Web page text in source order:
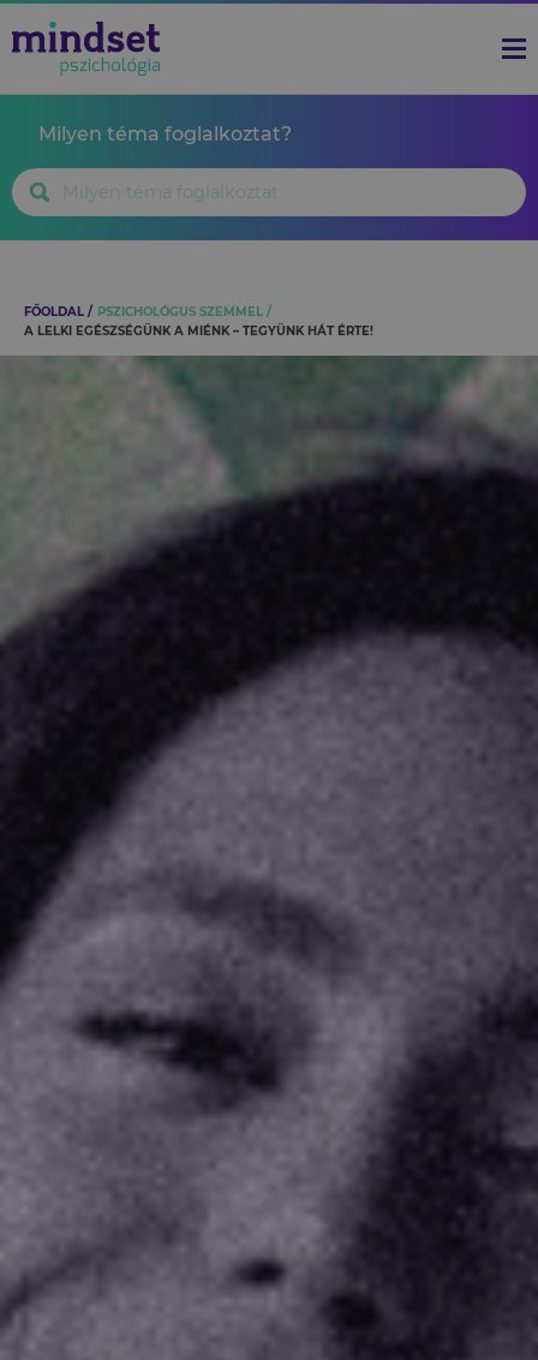
Milyen téma foglalkoztat?
FŐOLDAL
PSZICHOLÓGUS SZEMMEL
A LELKI EGÉSZSÉGÜNK A MIÉNK – TEGYÜNK HÁT ÉRTE!